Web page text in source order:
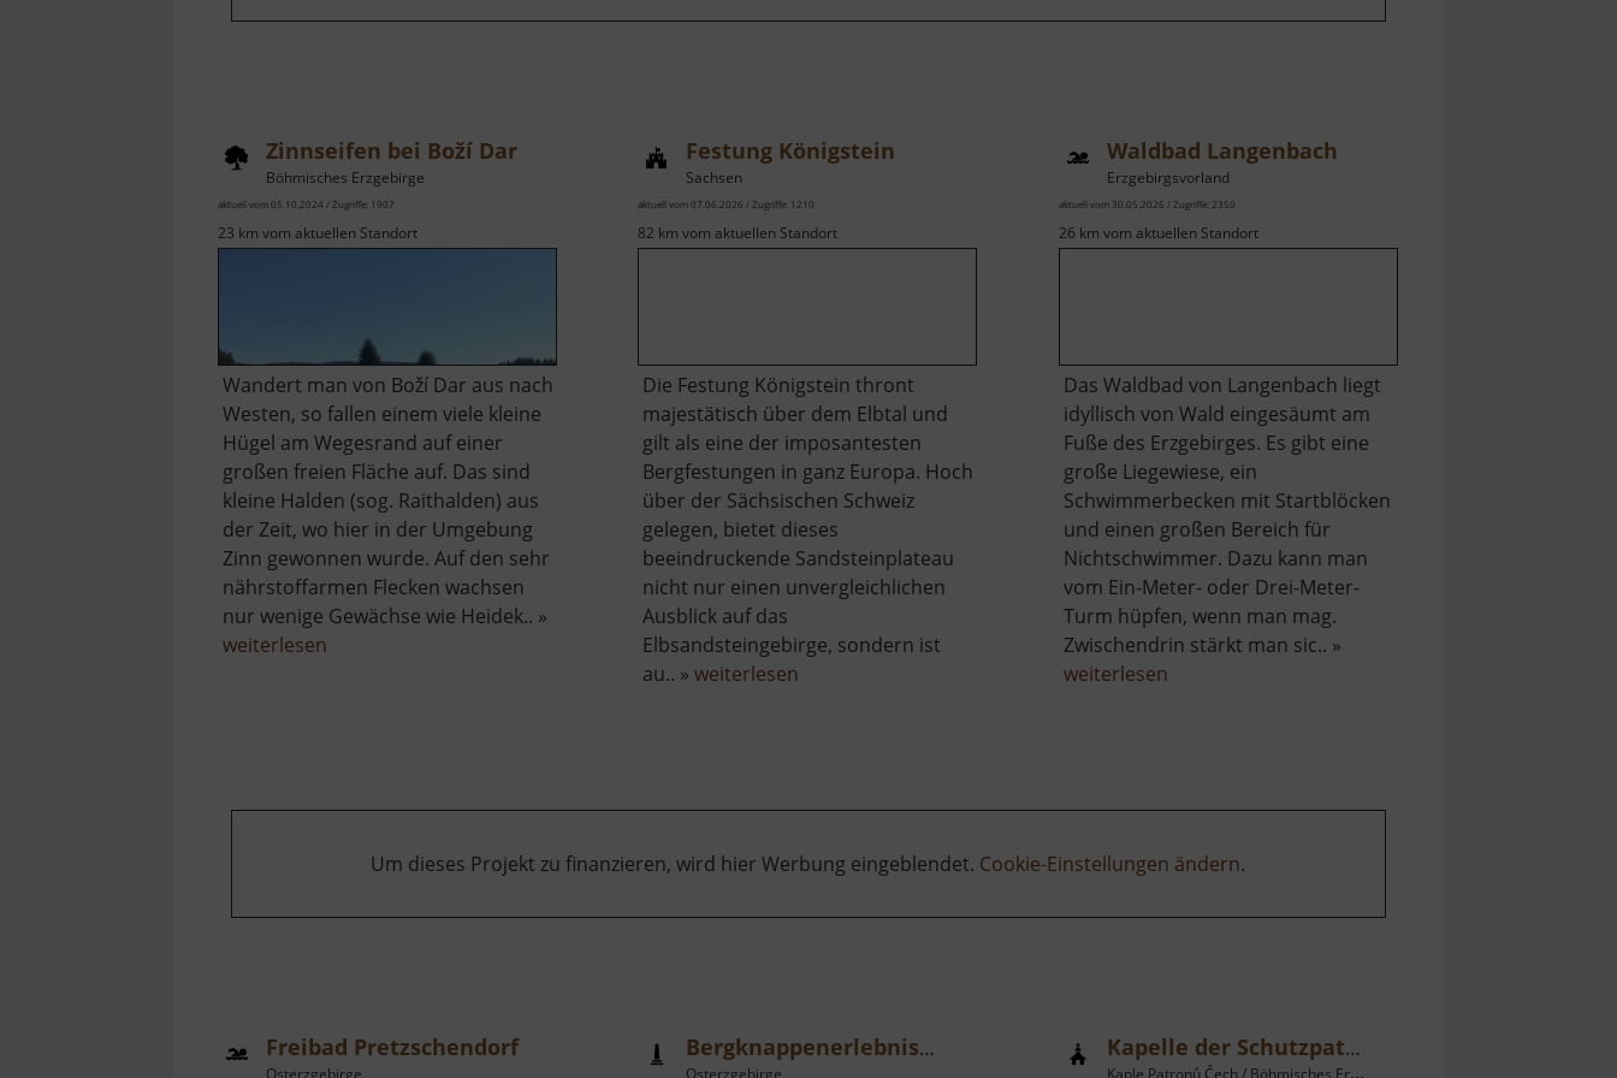
Zinnseifen bei Boží Dar
Böhmisches Erzgebirge
aktuell vom 05.10.2024 / Zugriffe: 1907
23 km vom aktuellen Standort
Wandert man von Boží Dar aus nach
Westen, so fallen einem viele kleine
Hügel am Wegesrand auf einer
großen freien Fläche auf. Das sind
kleine Halden (sog. Raithalden) aus
der Zeit, wo hier in der Umgebung
Zinn gewonnen wurde. Auf den sehr
nährstoffarmen Flecken wachsen
nur wenige Gewächse wie Heidek.. »
weiterlesen
Festung Königstein
Sachsen
aktuell vom 07.06.2026 / Zugriffe: 1210
82 km vom aktuellen Standort
Die Festung Königstein thront
majestätisch über dem Elbtal und
gilt als eine der imposantesten
Bergfestungen in ganz Europa. Hoch
über der Sächsischen Schweiz
gelegen, bietet dieses
beeindruckende Sandsteinplateau
nicht nur einen unvergleichlichen
Ausblick auf das
Elbsandsteingebirge, sondern ist
au.. »weiterlesen
Waldbad Langenbach
Erzgebirgsvorland
aktuell vom 30.05.2026 / Zugriffe: 2350
26 km vom aktuellen Standort
Das Waldbad von Langenbach liegt
idyllisch von Wald eingesäumt am
Fuße des Erzgebirges. Es gibt eine
große Liegewiese, ein
Schwimmerbecken mit Startblöcken
und einen großen Bereich für
Nichtschwimmer. Dazu kann man
vom Ein-Meter- oder Drei-Meter-
Turm hüpfen, wenn man mag.
Zwischendrin stärkt man sic.. »
weiterlesenüber
Um dieses Projekt zu finanzieren, wird hier Werbung eingeblendet. Cookie-Einstellungen ändern.
Freibad Pretzschendorf
Osterzgebirge
Bergknappenerlebnisweg und Pferdegöpelmodell
Osterzgebirge
Kapelle der Schutzpatrone Böhmens
Kaple Patronů Čech / Böhmisches Erzgebirge